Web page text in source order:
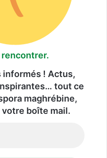
rencontrer.
informés ! Actus,
tout ce
maghrébine,
boîte mail.